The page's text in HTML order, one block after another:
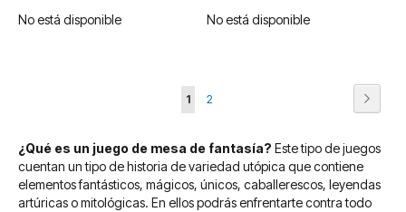
No está disponible No está disponible
Página
Actualmente
leyendo
página
1 Página
2
¿Qué es un juego de mesa de fantasía? Este tipo de juegos
cuentan un tipo de historia de variedad utópica que contiene
elementos fantásticos, mágicos, únicos, caballerescos, leyendas
artúricas o mitológicas. En ellos podrás enfrentarte contra todo